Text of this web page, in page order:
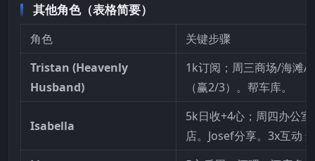
其他角色（表格简要）
角色
关键步骤
Tristan (Heavenly
Husband)
1k订阅；周三商场/海滩/
（赢2/3）。帮车库。
Isabella
5k日收+4心；周四办公
店。Josef分享。3x互动